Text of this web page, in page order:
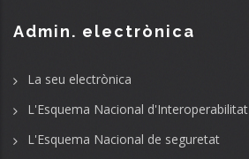
Admin. electrònica
La seu electrònica
L'Esquema Nacional d'Interoperabilitat
L'Esquema Nacional de seguretat